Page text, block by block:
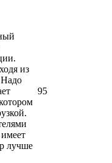
из
Надо
лучше
95